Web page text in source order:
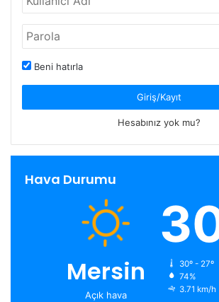
Beni hatırla
Giriş/Kayıt
Hesabınız yok mu?
Hava Durumu
Mersin
Açık hava
30º - 27º
74%
3.71 km/h